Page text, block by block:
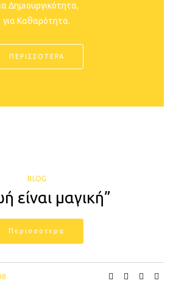
Δημιουργικότητα,
για Καθαρότητα.
ΠΕΡΙΣΣΟΤΕΡΑ
BLOG
είναι μαγική”
Περισσοτερα